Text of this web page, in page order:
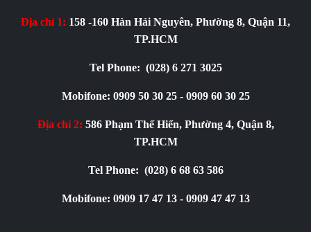
Địa chỉ 1: 158 -160 Hàn Hải Nguyên, Phường 8, Quận 11,
TP.HCM
Tel Phone: (028) 6 271 3025
Mobifone: 0909 50 30 25 - 0909 60 30 25
Địa chỉ 2: 586 Phạm Thế Hiển, Phường 4, Quận 8,
TP.HCM
Tel Phone: (028) 6 68 63 586
Mobifone: 0909 17 47 13 - 0909 47 47 13